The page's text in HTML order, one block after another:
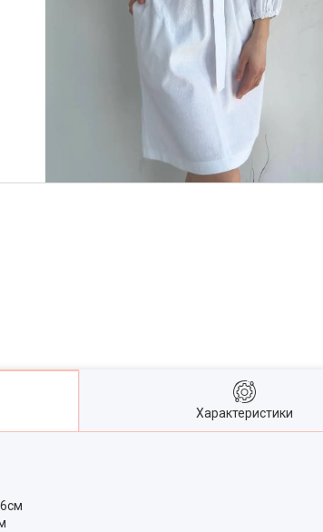
Характеристики